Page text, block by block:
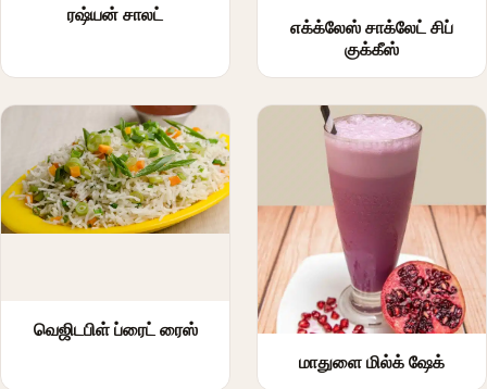
ரஷ்யன் சாலட்
எக்க்லேஸ் சாக்லேட் சிப்
குக்கீஸ்
வெஜிடபிள் ப்ரைட் ரைஸ்
மாதுளை மில்க் ஷேக்